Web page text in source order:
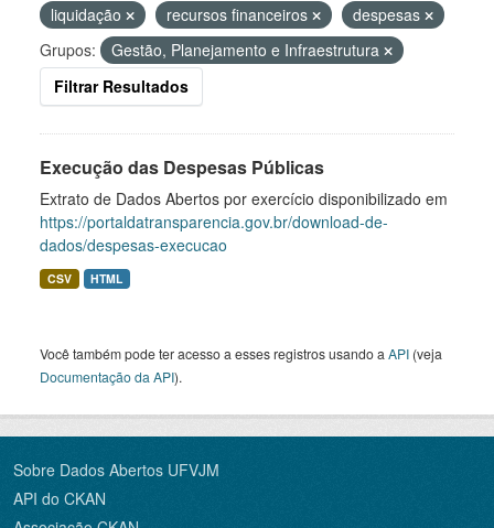
liquidação
recursos financeiros
despesas
Grupos:
Gestão, Planejamento e Infraestrutura
Filtrar Resultados
Execução das Despesas Públicas
Extrato de Dados Abertos por exercício disponibilizado em
https://portaldatransparencia.gov.br/download-de-
dados/despesas-execucao
CSV HTML
Você também pode ter acesso a esses registros usando a API (veja
Documentação da API).
Sobre Dados Abertos UFVJM
API do CKAN